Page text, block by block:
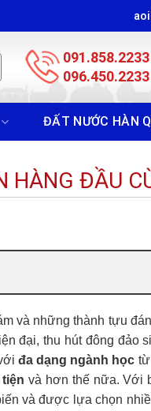
091.858.2233
096.450.2233
ĐẤT NƯỚC HÀN
HÀNG ĐẦU
và những thành tựu
đại, thu hút đông đảo
đa dạng ngành học từ
và hơn thế nữa. Với
và được lựa chọn